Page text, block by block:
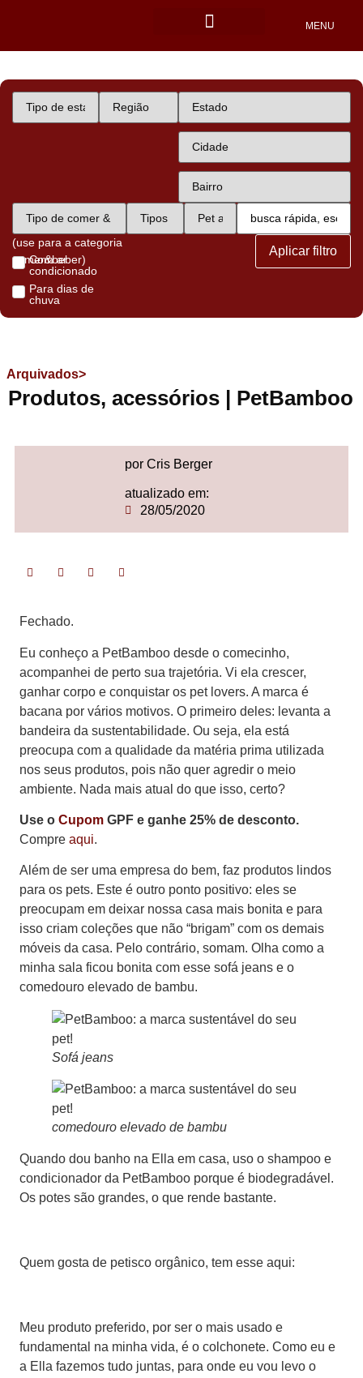
MENU
(use para a categoria
comer&beber)
Com ar
condicionado
Para dias de
chuva
Aplicar filtro
Arquivados>
Produtos, acessórios | PetBamboo
por Cris Berger
atualizado em:
28/05/2020
Fechado.
Eu conheço a PetBamboo desde o comecinho,
acompanhei de perto sua trajetória. Vi ela crescer,
ganhar corpo e conquistar os pet lovers. A marca é
bacana por vários motivos. O primeiro deles: levanta a
bandeira da sustentabilidade. Ou seja, ela está
preocupa com a qualidade da matéria prima utilizada
nos seus produtos, pois não quer agredir o meio
ambiente. Nada mais atual do que isso, certo?
Use o Cupom GPF e ganhe 25% de desconto.
Compre aqui.
Além de ser uma empresa do bem, faz produtos lindos
para os pets. Este é outro ponto positivo: eles se
preocupam em deixar nossa casa mais bonita e para
isso criam coleções que não “brigam” com os demais
móveis da casa. Pelo contrário, somam. Olha como a
minha sala ficou bonita com esse sofá jeans e o
comedouro elevado de bambu.
Sofá jeans
comedouro elevado de bambu
Quando dou banho na Ella em casa, uso o shampoo e
condicionador da PetBamboo porque é biodegradável.
Os potes são grandes, o que rende bastante.
Quem gosta de petisco orgânico, tem esse aqui:
Meu produto preferido, por ser o mais usado e
fundamental na minha vida, é o colchonete. Como eu e
a Ella fazemos tudo juntas, para onde eu vou levo o